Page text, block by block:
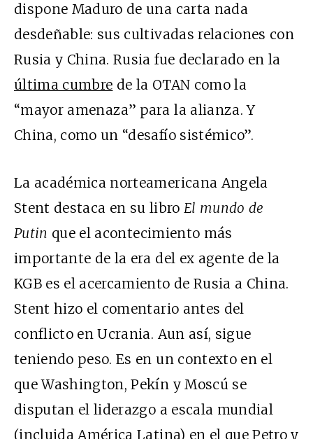
dispone Maduro de una carta nada
desdeñable: sus cultivadas relaciones con
Rusia y China. Rusia fue declarado en la
última cumbre de la OTAN como la
“mayor amenaza” para la alianza. Y
China, como un “desafío sistémico”.
La académica norteamericana Angela
Stent destaca en su libro El mundo de
Putin que el acontecimiento más
importante de la era del ex agente de la
KGB es el acercamiento de Rusia a China.
Stent hizo el comentario antes del
conflicto en Ucrania. Aun así, sigue
teniendo peso. Es en un contexto en el
que Washington, Pekín y Moscú se
disputan el liderazgo a escala mundial
(incluida América Latina) en el que Petro y